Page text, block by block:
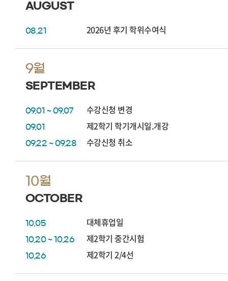
AUGUST
08.21 2026년 후기 학위수여식
9월
SEPTEMBER
09.01 ~ 09.07 수강신청 변경
09.01 제2학기 학기개시일.개강
09.22 ~ 09.28 수강신청 취소
10월
OCTOBER
10.05 대체휴업일
10.20 ~ 10.26 제2학기 중간시험
10.26 제2학기 2/4선